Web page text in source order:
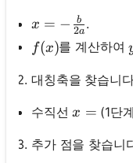
x=-\frac{b}{2
x = − 2a
b .
f(x)
f(x)를 계산하여
대칭축을 찾습니
수직선x=
x = (1단
추가 점을 찾습니